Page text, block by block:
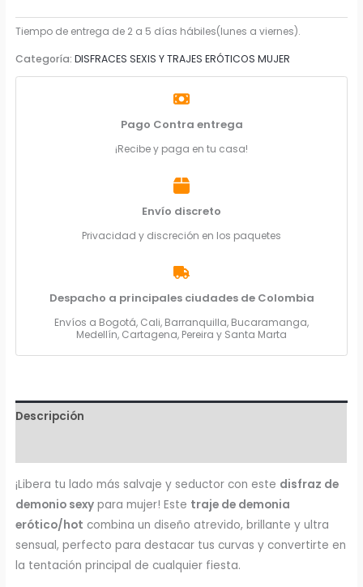
para
color
Categoría:DISFRACES SEXIS Y TRAJES ERÓTICOS MUJER
Pago Contra entrega
¡Recibe y paga en tu casa!
Envío discreto
Privacidad y discreción en los paquetes
Despacho a principales ciudades de Colombia
Envíos a Bogotá, Cali, Barranquilla, Bucaramanga,
Medellín, Cartagena, Pereira y Santa Marta
Descripción
¡Libera tu lado más salvaje y seductor con este disfraz de
demonio sexy para mujer! Este traje de demonia
erótico/hot combina un diseño atrevido, brillante y ultra
sensual, perfecto para destacar tus curvas y convertirte en
la tentación principal de cualquier fiesta.